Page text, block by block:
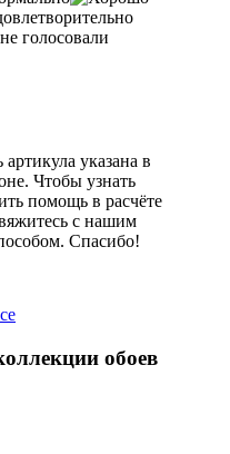
голосовали
артикула указана в
Чтобы узнать
помощь в расчёте
с нашим
Спасибо!
обоев